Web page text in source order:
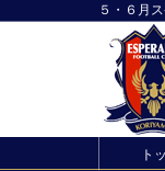
５・６月
ト